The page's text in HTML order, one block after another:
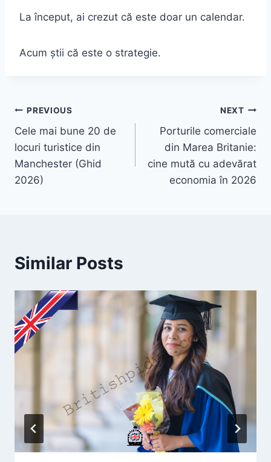
La început, ai crezut că este doar un calendar.
Acum știi că este o strategie.
Navigare
în
articole
PREVIOUS
Cele mai bune 20 de
locuri turistice din
Manchester (Ghid
2026)
NEXT
Porturile comerciale
din Marea Britanie:
cine mută cu adevărat
economia în 2026
Similar Posts